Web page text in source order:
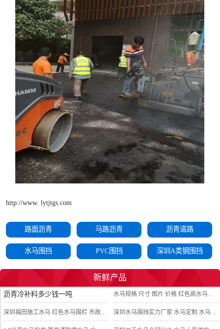
http://www. lytjtgs.com
路面沥青 马路沥青 沥青道路
水马围挡 PVC围挡 深圳A类钢围挡
塑料护栏 铁马护栏
网片基坑护栏
新鲜产品
沥青冷补料多少钱一吨